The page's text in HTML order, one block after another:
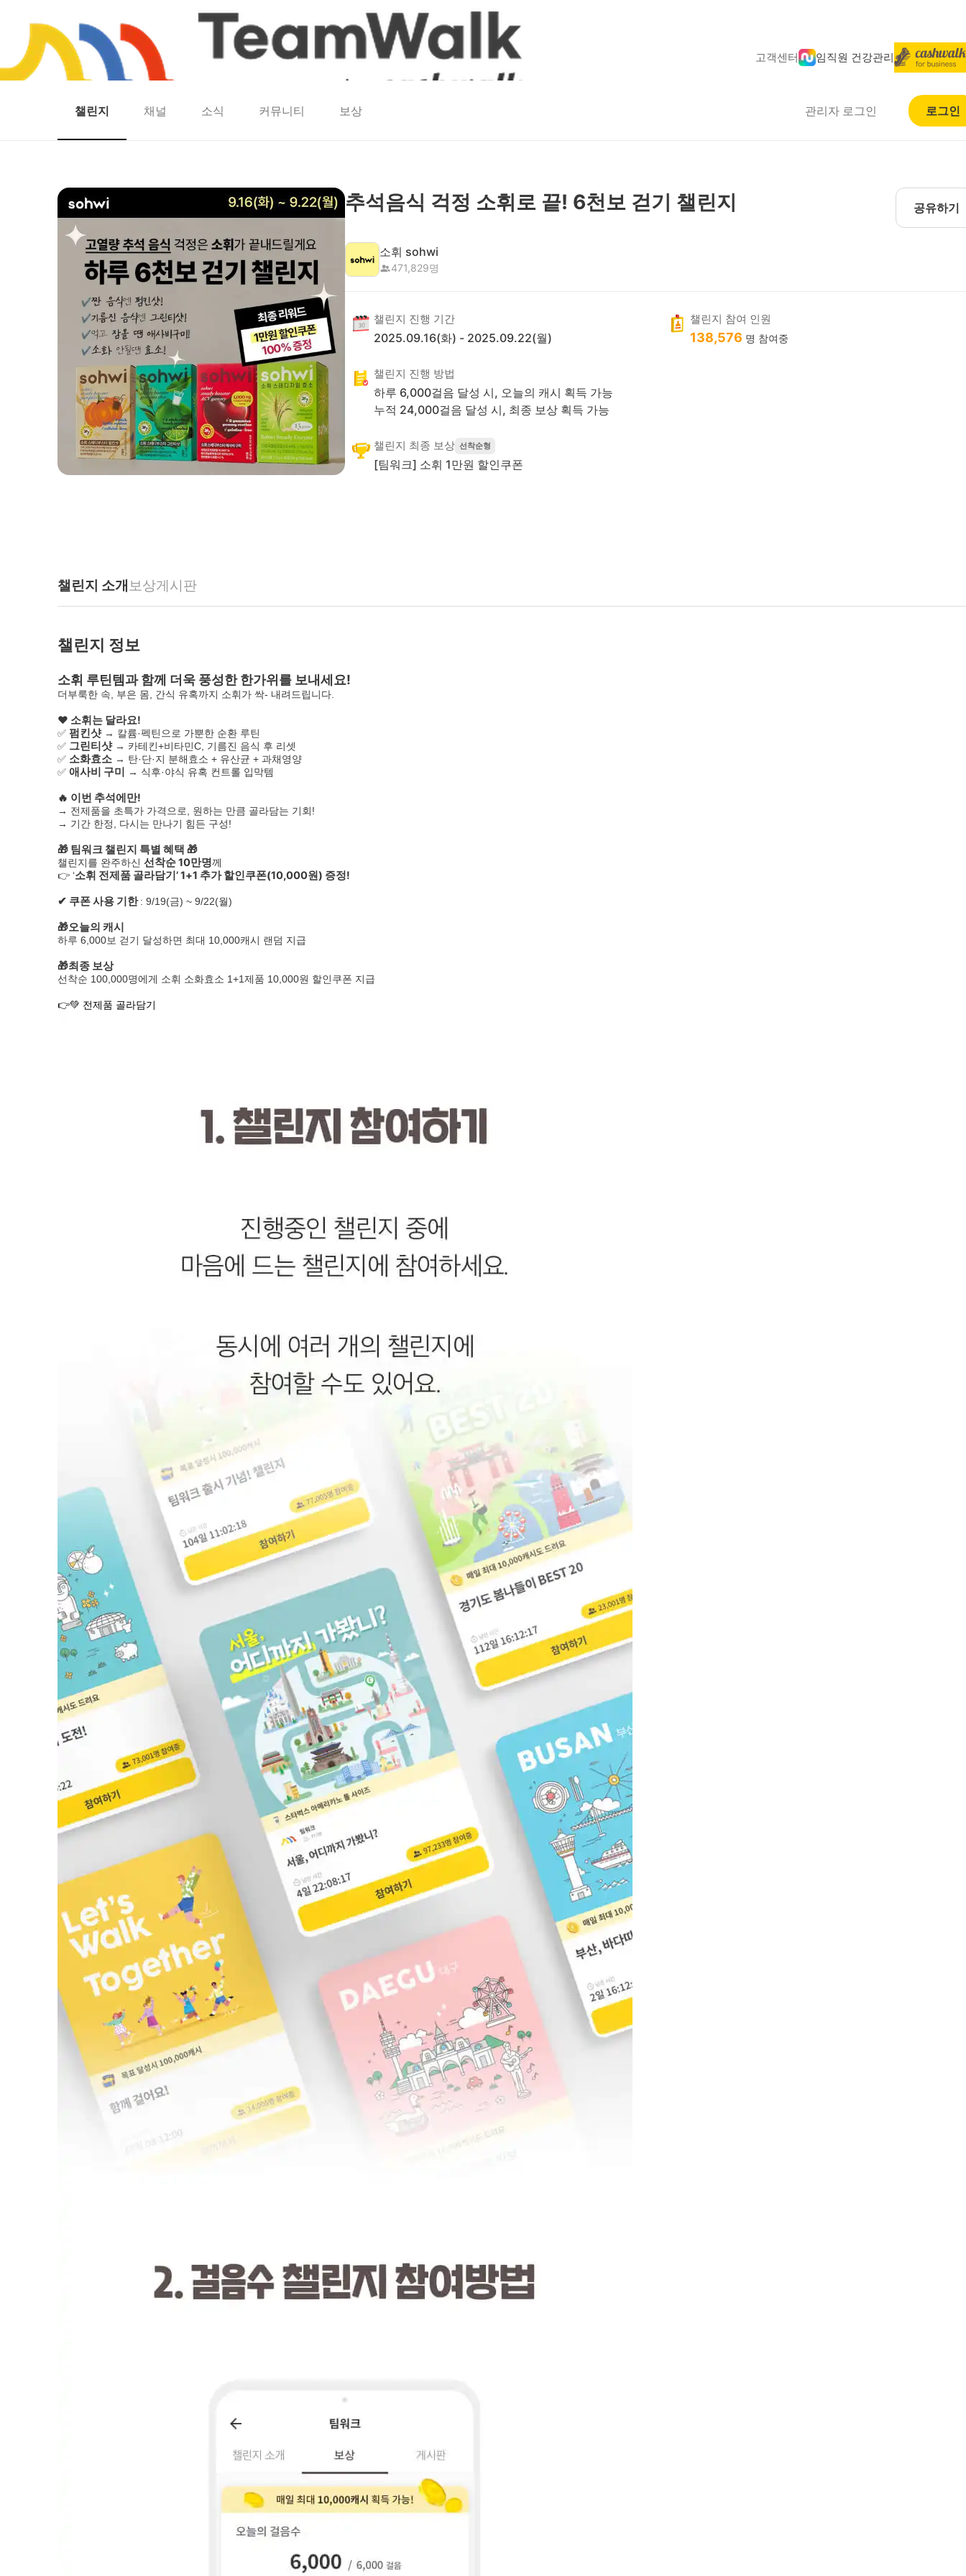
고객센터 임직원 건강관리
런마일 모두의챌린지 캐시로또 캐시딜
챌린지 채널 소식 커뮤니티 보상 관리자 로그인 로그인
추석음식 걱정 소휘로 끝! 6천보 걷기 챌린지 공유하기
소휘 sohwi
471,829명
챌린지 진행 기간
2025.09.16(화) - 2025.09.22(월)
챌린지 참여 인원
138,576 명 참여중
챌린지 진행 방법
하루 6,000걸음 달성 시, 오늘의 캐시 획득 가능
누적 24,000걸음 달성 시, 최종 보상 획득 가능
챌린지 최종 보상 선착순형
[팀워크] 소휘 1만원 할인쿠폰
챌린지 소개 보상게시판
챌린지 정보
소휘 루틴템과 함께 더욱 풍성한 한가위를 보내세요!
더부룩한 속, 부은 몸, 간식 유혹까지 소휘가 싹- 내려드립니다.
❤ 소휘는 달라요!
✅ 펌킨샷→ 칼륨·펙틴으로 가뿐한 순환 루틴
✅ 그린티샷→ 카테킨+비타민C, 기름진 음식 후 리셋
✅ 소화효소 → 탄·단·지 분해효소 + 유산균 + 과채영양
✅ 애사비 구미 → 식후·야식 유혹 컨트롤 입막템
🔥 이번 추석에만!
→ 전제품을 초특가 가격으로, 원하는 만큼 골라담는 기회!
→ 기간 한정, 다시는 만나기 힘든 구성!
🎁 팀워크 챌린지 특별 혜택 🎁
챌린지를 완주하신 선착순 10만명께
👉 ‘소휘 전제품 골라담기’ 1+1 추가 할인쿠폰(10,000원) 증정!
✔ 쿠폰 사용 기한: 9/19(금) ~ 9/22(월)
🎁오늘의 캐시
하루 6,000보 걷기 달성하면 최대 10,000캐시 랜덤 지급
🎁최종 보상
선착순 100,000명에게 소휘 소화효소 1+1제품 10,000원 할인쿠폰 지급
👉💚 전제품 골라담기